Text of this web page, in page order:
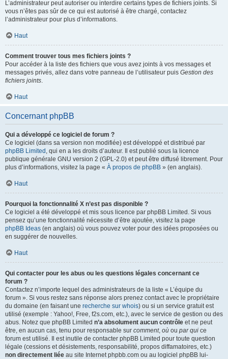
L’administrateur peut autoriser ou interdire certains types de fichiers joints. Si
vous n’êtes pas sûr de ce qui est autorisé à être chargé, contactez
l’administrateur pour plus d’informations.
Haut
Comment trouver tous mes fichiers joints ?
Pour accéder à la liste des fichiers que vous avez joints à vos messages et
messages privés, allez dans votre panneau de l’utilisateur puis Gestion des
fichiers joints.
Haut
Concernant phpBB
Qui a développé ce logiciel de forum ?
Ce logiciel (dans sa version non modifiée) est développé et distribué par
phpBB Limited , qui en a les droits d’auteur. Il est publié sous la licence
publique générale GNU version 2 (GPL-2.0) et peut être diffusé librement. Pour
plus d’informations, visitez la page « À propos de phpBB » (en anglais).
Haut
Pourquoi la fonctionnalité X n’est pas disponible ?
Ce logiciel a été développé et mis sous licence par phpBB Limited. Si vous
pensez qu’une fonctionnalité nécessite d’être ajoutée, visitez la page
phpBB Ideas (en anglais) où vous pouvez voter pour des idées proposées ou
en suggérer de nouvelles.
Haut
Qui contacter pour les abus ou les questions légales concernant ce
forum ?
Contactez n’importe lequel des administrateurs de la liste « L’équipe du
forum ». Si vous restez sans réponse alors prenez contact avec le propriétaire
du domaine (en faisant une recherche sur whois) ou si un service gratuit est
utilisé (exemple : Yahoo!, Free, f2s.com, etc.), avec le service de gestion ou des
abus. Notez que phpBB Limited n’a absolument aucun contrôle et ne peut
être, en aucun cas, tenu pour responsable sur comment, où ou par qui ce
forum est utilisé. Il est inutile de contacter phpBB Limited pour toute question
légale (cessions et désistements, responsabilité, propos diffamatoires, etc.)
non directement liée au site Internet phpbb.com ou au logiciel phpBB lui-